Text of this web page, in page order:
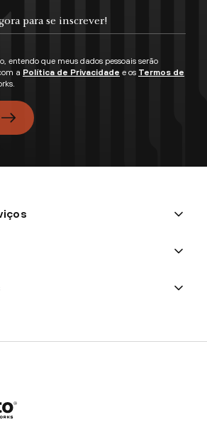
entendo que meus dados pessoais serão
a Política de Privacidade e os Termos de